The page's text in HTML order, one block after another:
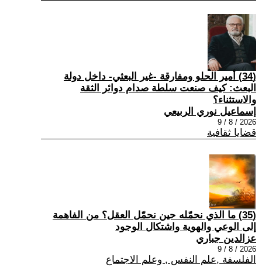
(34) أمير الحلو ومفارقة -غير البعثي- داخل دولة
البعث: كيف صنعت سلطة صدام دوائر الثقة
والاستثناء؟
إسماعيل نوري الربيعي
2026 / 8 / 9
قضايا ثقافية
(35) ما الذي نحمّله حين نحمّل العقل؟ من الفاهمة
إلى الوعي والهوية واشتكال الوجود
عزالدين جباري
2026 / 8 / 9
الفلسفة ,علم النفس , وعلم الاجتماع